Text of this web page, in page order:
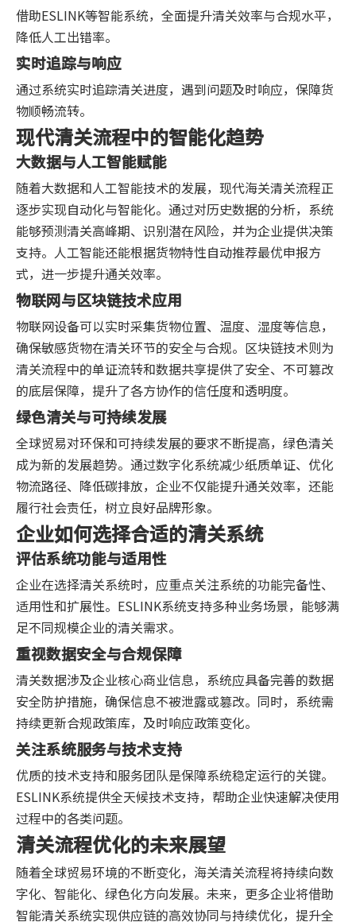
借助ESLINK等智能系统，全面提升清关效率与合规水平，
降低人工出错率。
实时追踪与响应
通过系统实时追踪清关进度，遇到问题及时响应，保障货
物顺畅流转。
现代清关流程中的智能化趋势
大数据与人工智能赋能
随着大数据和人工智能技术的发展，现代海关清关流程正
逐步实现自动化与智能化。通过对历史数据的分析，系统
能够预测清关高峰期、识别潜在风险，并为企业提供决策
支持。人工智能还能根据货物特性自动推荐最优申报方
式，进一步提升通关效率。
物联网与区块链技术应用
物联网设备可以实时采集货物位置、温度、湿度等信息，
确保敏感货物在清关环节的安全与合规。区块链技术则为
清关流程中的单证流转和数据共享提供了安全、不可篡改
的底层保障，提升了各方协作的信任度和透明度。
绿色清关与可持续发展
全球贸易对环保和可持续发展的要求不断提高，绿色清关
成为新的发展趋势。通过数字化系统减少纸质单证、优化
物流路径、降低碳排放，企业不仅能提升通关效率，还能
履行社会责任，树立良好品牌形象。
企业如何选择合适的清关系统
评估系统功能与适用性
企业在选择清关系统时，应重点关注系统的功能完备性、
适用性和扩展性。ESLINK系统支持多种业务场景，能够满
足不同规模企业的清关需求。
重视数据安全与合规保障
清关数据涉及企业核心商业信息，系统应具备完善的数据
安全防护措施，确保信息不被泄露或篡改。同时，系统需
持续更新合规政策库，及时响应政策变化。
关注系统服务与技术支持
优质的技术支持和服务团队是保障系统稳定运行的关键。
ESLINK系统提供全天候技术支持，帮助企业快速解决使用
过程中的各类问题。
清关流程优化的未来展望
随着全球贸易环境的不断变化，海关清关流程将持续向数
字化、智能化、绿色化方向发展。未来，更多企业将借助
智能清关系统实现供应链的高效协同与持续优化，提升全